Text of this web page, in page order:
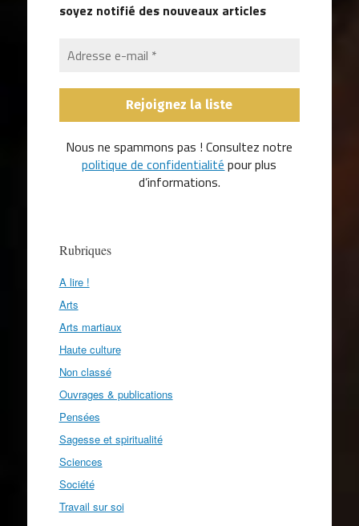
soyez notifié des nouveaux articles
Nous ne spammons pas ! Consultez notre
politique de confidentialité pour plus
d’informations.
Rubriques
A lire !
Arts
Arts martiaux
Haute culture
Non classé
Ouvrages & publications
Pensées
Sagesse et spiritualité
Sciences
Société
Travail sur soi